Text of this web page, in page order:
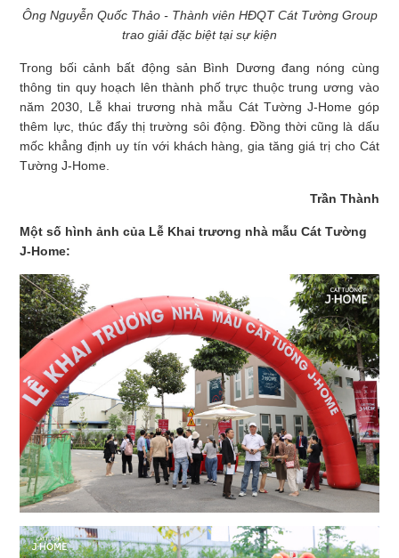
Ông Nguyễn Quốc Thảo - Thành viên HĐQT Cát Tường Group
trao giải đặc biệt tại sự kiện
Trong bối cảnh bất động sản Bình Dương đang nóng cùng
thông tin quy hoạch lên thành phố trực thuộc trung ương vào
năm 2030, Lễ khai trương nhà mẫu Cát Tường J-Home góp
thêm lực, thúc đẩy thị trường sôi động. Đồng thời cũng là dấu
mốc khẳng định uy tín với khách hàng, gia tăng giá trị cho Cát
Tường J-Home.
Trần Thành
Một số hình ảnh của Lễ Khai trương nhà mẫu Cát Tường
J-Home: